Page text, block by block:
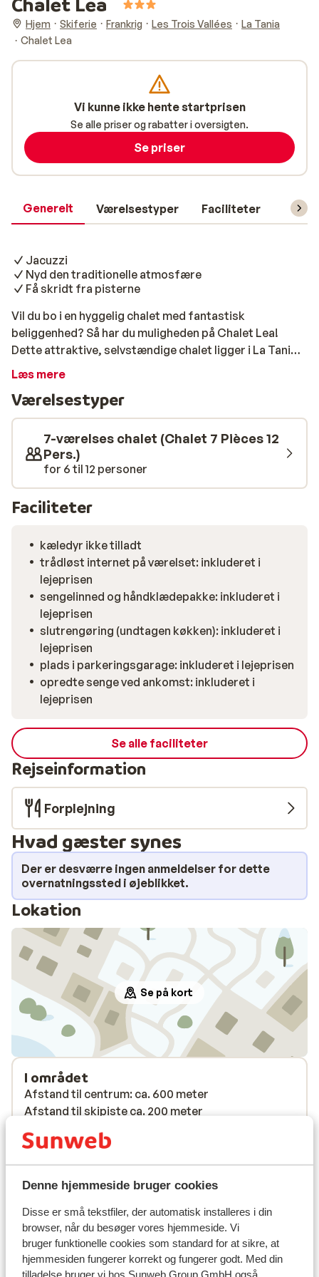
Denne hjemmeside bruger cookies
Disse er små tekstfiler, der automatisk installeres i din
browser, når du besøger vores hjemmeside. Vi
bruger funktionelle cookies som standard for at sikre, at
hjemmesiden fungerer korrekt og fungerer godt. Med din
tilladelse bruger vi hos Sunweb Group GmbH også
Hjem Skiferie Frankrig Les Trois Vallées
La Tania
Chalet Lea
Generelt Værelsestyper Faciliteter
Jacuzzi
Nyd den traditionelle atmosfære
Få skridt fra pisterne
Vil du bo i en hyggelig chalet med fantastisk
beliggenhed? Så har du muligheden på Chalet Lea!
Dette attraktive, selvstændige chalet ligger i La Tania,
super tæt på pisterne. Hytten er traditionelt indrettet,
klar til dig på terrassen, og du har en dejlig pejs, hvor du
kan slå dig ned med gruppen. Det er fantastisk til at
slappe af efter en dag på pisterne. I det lille centrum af
La Tania kan du shoppe, og det er nemt at nå dertil
efter en kort gåtur.
Læs mere
Værelsestyper
7-værelses chalet (Chalet 7 Pièces 12
Pers.)
for 6 til 12 personer
Faciliteter
kæledyr ikke tilladt
trådløst internet på værelset: inkluderet i
lejeprisen
sengelinned og håndklædepakke: inkluderet i
lejeprisen
slutrengøring (undtagen køkken): inkluderet i
lejeprisen
plads i parkeringsgarage: inkluderet i lejeprisen
opredte senge ved ankomst: inkluderet i
lejeprisen
Se alle faciliteter
Rejseinformation
Forplejning
Hvad gæster synes
Der er desværre ingen anmeldelser for dette
overnatningssted i øjeblikket.
Lokation
Se på kort
I området
Afstand til centrum: ca. 600 meter
Afstand til skipiste ca. 200 meter
Afstand til skilift ca. 200 meter
Afstand til nærmeste butikker ca. 600 meter
Liftkort/skileje/undervisning
Liftkort
Undervisning
Vi kunne ikke hente startprisen
Se alle priser og rabatter i oversigten.
Se priser